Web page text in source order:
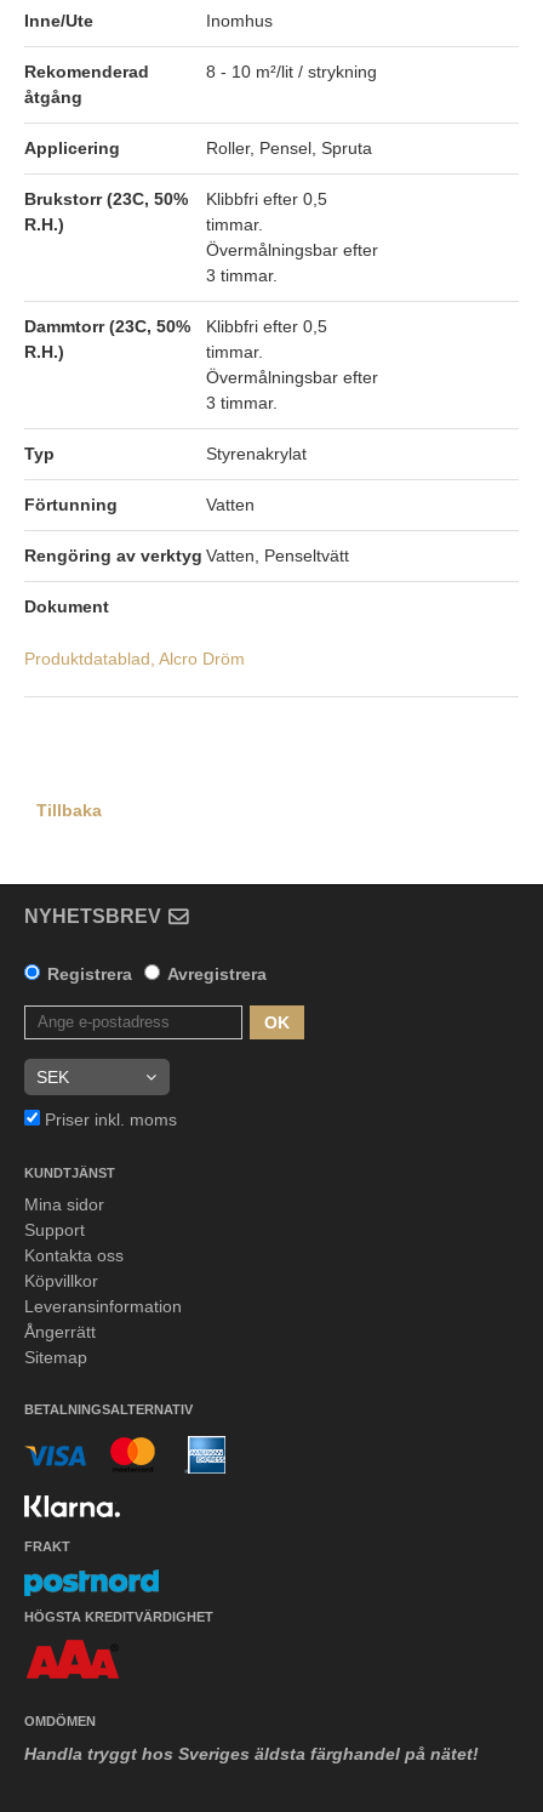
Inne/Ute Inomhus
Rekomenderad
åtgång
8 - 10 m²/lit / strykning
Applicering Roller, Pensel, Spruta
Brukstorr (23C, 50%
R.H.)
Klibbfri efter 0,5
timmar.
Övermålningsbar efter
3 timmar.
Dammtorr (23C, 50%
R.H.)
Klibbfri efter 0,5
timmar.
Övermålningsbar efter
3 timmar.
Typ Styrenakrylat
Förtunning Vatten
Rengöring av verktyg Vatten, Penseltvätt
Dokument
Produktdatablad, Alcro Dröm
Tillbaka
NYHETSBREV
Registrera Avregistrera
OK
Priser inkl. moms
KUNDTJÄNST
Mina sidor
Support
Kontakta oss
Köpvillkor
Leveransinformation
Ångerrätt
Sitemap
BETALNINGSALTERNATIV
FRAKT
HÖGSTA KREDITVÄRDIGHET
OMDÖMEN
Handla tryggt hos Sveriges äldsta färghandel på nätet!